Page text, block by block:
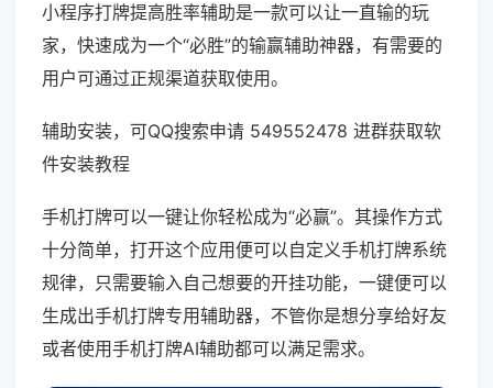
小程序打牌提高胜率辅助是一款可以让一直输的玩
家，快速成为一个“必胜”的输赢辅助神器，有需要的
用户可通过正规渠道获取使用。
辅助安装，可QQ搜索申请 549552478 进群获取软
件安装教程
手机打牌可以一键让你轻松成为“必赢”。其操作方式
十分简单，打开这个应用便可以自定义手机打牌系统
规律，只需要输入自己想要的开挂功能，一键便可以
生成出手机打牌专用辅助器，不管你是想分享给好友
或者使用手机打牌AI辅助都可以满足需求。